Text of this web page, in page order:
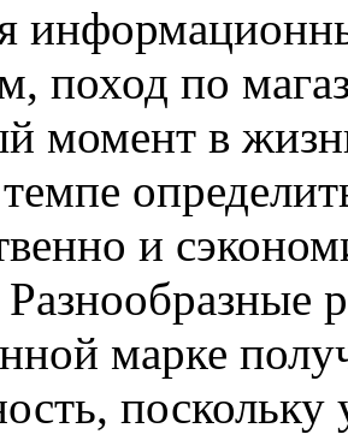
поход по
момент в
и
марке
поскольку